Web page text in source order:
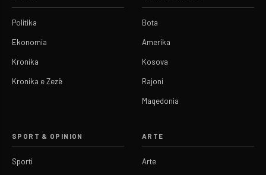
Politika
Ekonomia
Kronika
Kronika e Zezë
Bota
Amerika
Kosova
Rajoni
Maqedonia
SPORT & OPINION
Sporti
ARTE
Arte